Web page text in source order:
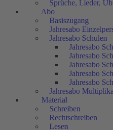
Sprüche, Lieder,
Abo
Basiszugang
Jahresabo
Jahresabo Schulen
Jahresabo
Jahresabo
Jahresabo
Jahresabo
Jahresabo
Jahresabo
Material
Schreiben
Rechtschreiben
Lesen